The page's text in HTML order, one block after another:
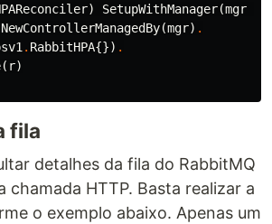
) SetupWithManager(mgr
NewControllerManagedBy(mgr) .
. RabbitHPA{}) .
( r)
fila
detalhes da fila do RabbitMQ
chamada HTTP. Basta realizar a
o exemplo abaixo. Apenas um